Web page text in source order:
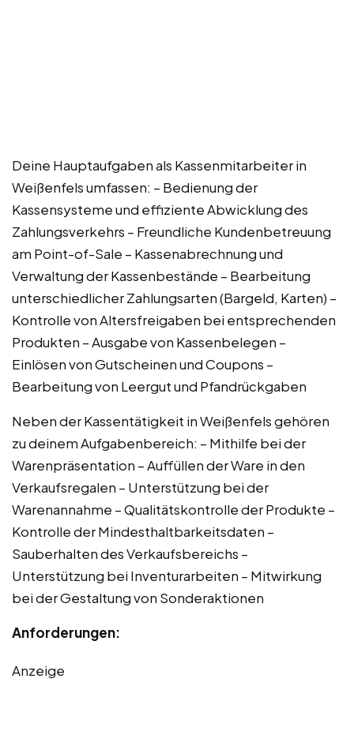
Deine Hauptaufgaben als Kassenmitarbeiter in
Weißenfels umfassen: – Bedienung der
Kassensysteme und effiziente Abwicklung des
Zahlungsverkehrs – Freundliche Kundenbetreuung
am Point-of-Sale – Kassenabrechnung und
Verwaltung der Kassenbestände – Bearbeitung
unterschiedlicher Zahlungsarten (Bargeld, Karten) –
Kontrolle von Altersfreigaben bei entsprechenden
Produkten – Ausgabe von Kassenbelegen –
Einlösen von Gutscheinen und Coupons –
Bearbeitung von Leergut und Pfandrückgaben
Neben der Kassentätigkeit in Weißenfels gehören
zu deinem Aufgabenbereich: – Mithilfe bei der
Warenpräsentation – Auffüllen der Ware in den
Verkaufsregalen – Unterstützung bei der
Warenannahme – Qualitätskontrolle der Produkte –
Kontrolle der Mindesthaltbarkeitsdaten –
Sauberhalten des Verkaufsbereichs –
Unterstützung bei Inventurarbeiten – Mitwirkung
bei der Gestaltung von Sonderaktionen
Anforderungen:
Anzeige